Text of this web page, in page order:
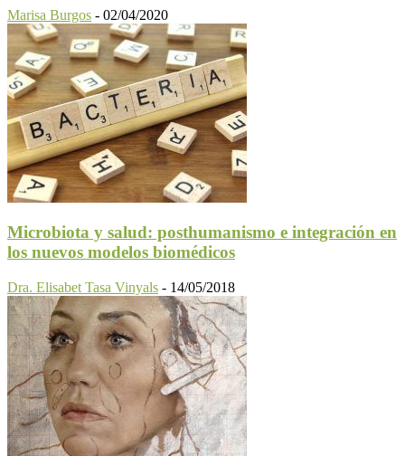
Marisa Burgos - 02/04/2020
Microbiota y salud: posthumanismo e integración en
los nuevos modelos biomédicos
Dra. Elisabet Tasa Vinyals - 14/05/2018